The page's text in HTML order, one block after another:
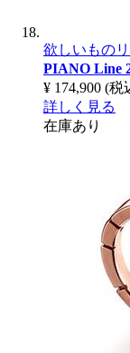
欲しいもの
PIANO Line
¥ 174,900 (税
詳しく見る
在庫あり